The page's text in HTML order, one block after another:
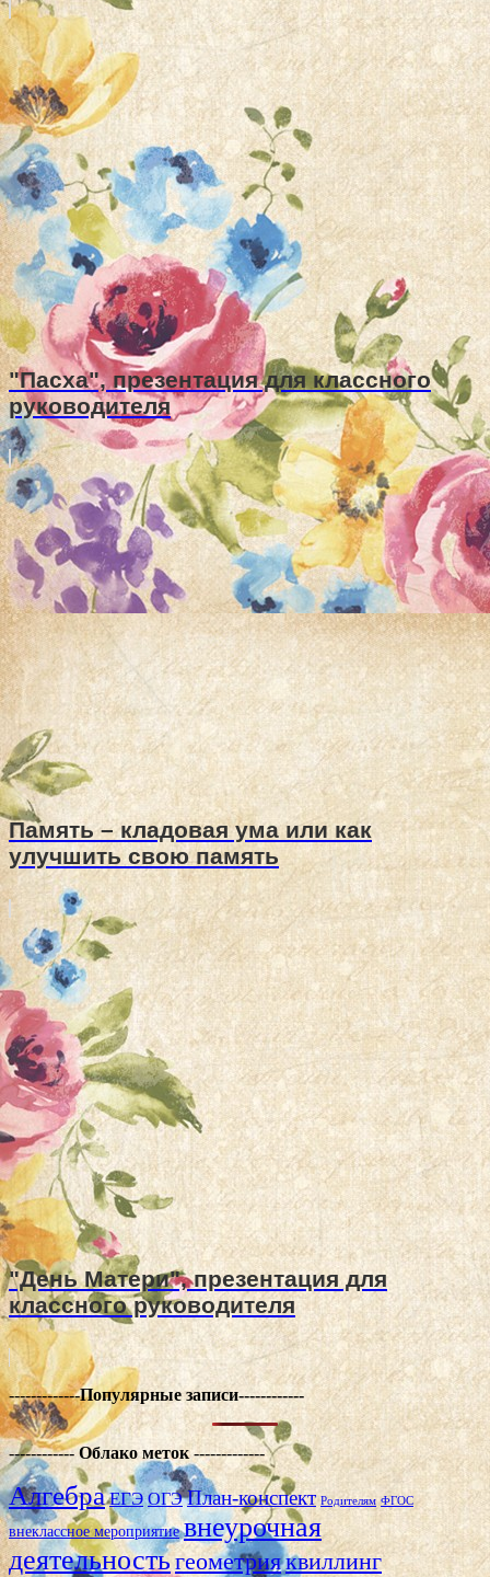
"Пасха", презентация для классного
руководителя
Память – кладовая ума или как
улучшить свою память
"День Матери", презентация для
классного руководителя
-------------Популярные записи------------
------------Облако меток-------------
Алгебра ЕГЭ ОГЭ План-конспект Родителям ФГОС
внеклассное мероприятие внеурочная
деятельностьгеометрияквиллинг